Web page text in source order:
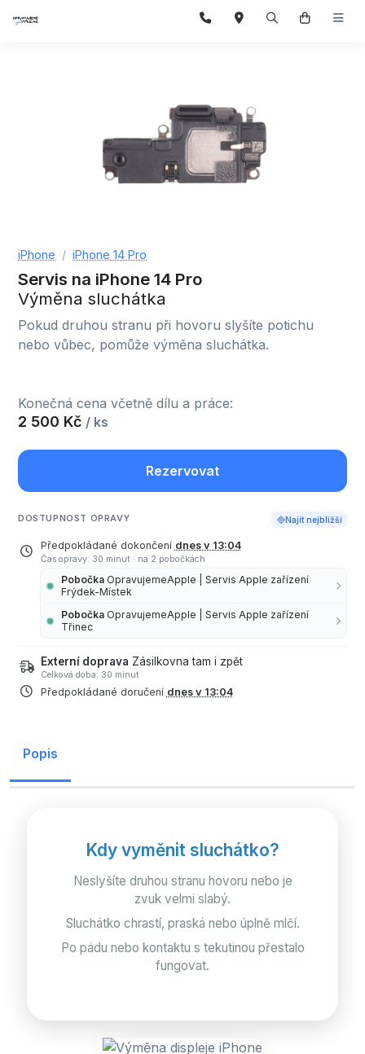
iPhone iPhone 14 Pro
Servis na iPhone 14 Pro
Výměna sluchátka
Pokud druhou stranu při hovoru slyšíte potichu
nebo vůbec, pomůže výměna sluchátka.
Konečná cena včetně dílu a práce:
2 500 Kč / ks
Rezervovat
DOSTUPNOST OPRAVY Najít nejbližší
Předpokládané dokončení dnes v 13:04
Čas opravy: 30 minut · na 2 pobočkách
Pobočka OpravujemeApple | Servis Apple zařízení
Frýdek-Místek
Pobočka OpravujemeApple | Servis Apple zařízení
Třinec
Externí doprava Zásilkovna tam i zpět
Celková doba: 30 minut
Předpokládané doručení dnes v 13:04
Popis
Kdy vyměnit sluchátko?
Neslyšíte druhou stranu hovoru nebo je
zvuk velmi slabý.
Sluchátko chrastí, praská nebo úplně mlčí.
Po pádu nebo kontaktu s tekutinou přestalo
fungovat.